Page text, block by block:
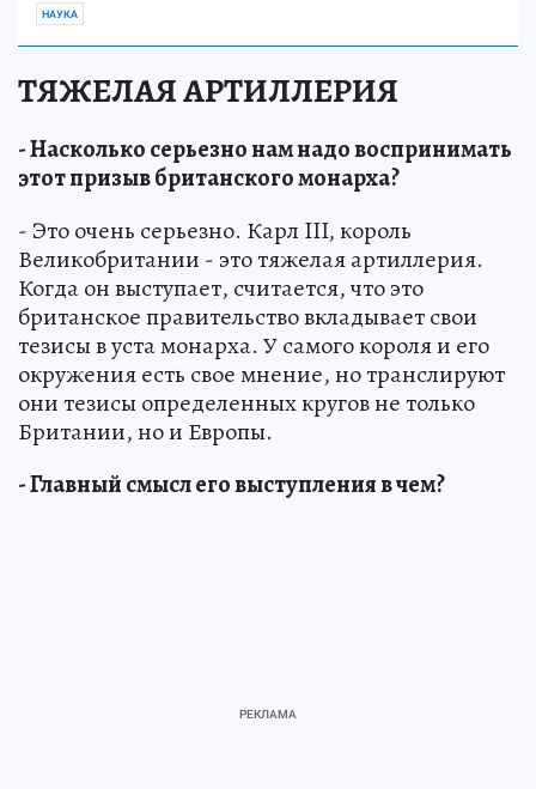
НАУКА
ТЯЖЕЛАЯ АРТИЛЛЕРИЯ
- Насколько серьезно нам надо воспринимать
этот призыв британского монарха?
- Это очень серьезно. Карл III, король
Великобритании - это тяжелая артиллерия.
Когда он выступает, считается, что это
британское правительство вкладывает свои
тезисы в уста монарха. У самого короля и его
окружения есть свое мнение, но транслируют
они тезисы определенных кругов не только
Британии, но и Европы.
- Главный смысл его выступления в чем?